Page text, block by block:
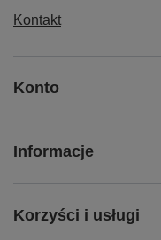
Kontakt
Konto
Informacje
Korzyści i usługi